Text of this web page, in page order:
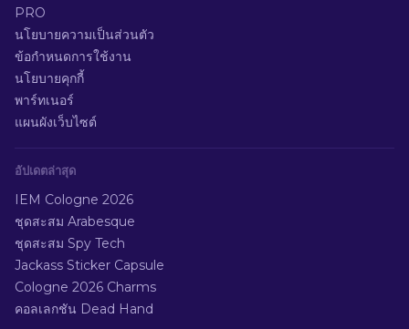
PRO
นโยบายความเป็นส่วนตัว
ข้อกำหนดการใช้งาน
นโยบายคุกกี้
พาร์ทเนอร์
แผนผังเว็บไซต์
อัปเดตล่าสุด
IEM Cologne 2026
ชุดสะสม Arabesque
ชุดสะสม Spy Tech
Jackass Sticker Capsule
Cologne 2026 Charms
คอลเลกชัน Dead Hand